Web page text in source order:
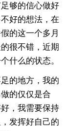
够的信心做好
好的想法，在
的这一个多月
很不错，近期
什么的状态。
的地方，我的
的仅仅是合
，我需要保持
发挥好自己的